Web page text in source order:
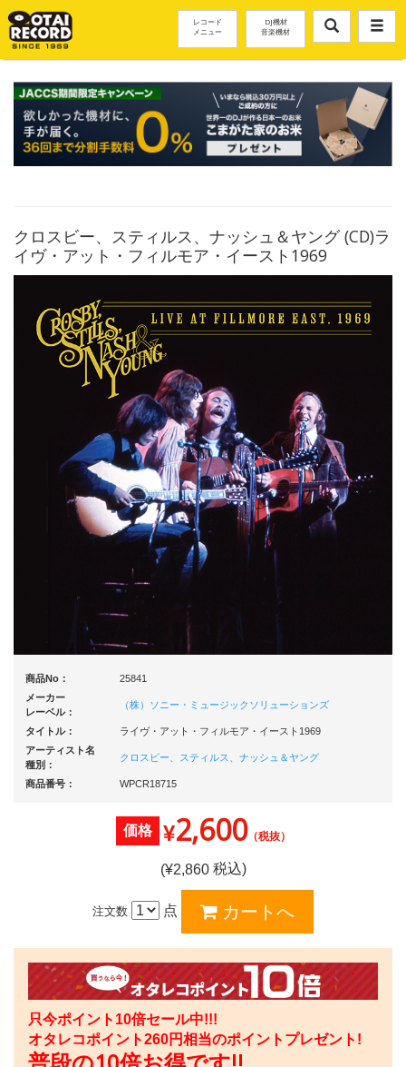
レコード
メニュー
DJ機材
音楽機材
クロスビー、スティルス、ナッシュ＆ヤング (CD)ラ
イヴ・アット・フィルモア・イースト1969
商品No：
25841
メーカー
レーベル：
（株）ソニー・ミュージックソリューションズ
タイトル：
ライヴ・アット・フィルモア・イースト1969
アーティスト名
種別：
クロスビー、スティルス、ナッシュ＆ヤング
商品番号： WPCR18715
価格 ¥2,600（税抜）
(¥2,860税込)
注文数 点
只今ポイント10倍セール中!!!
オタレコポイント260円相当のポイントプレゼント!